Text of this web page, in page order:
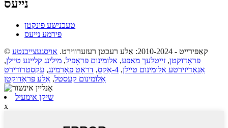
נייעס
טעכנישע פונקטן
פירמע נייעס
© קאַפּירייט - 2010-2024: אַלע רעכטן רעזערווירט.
אויסגעצייכנטע
פּראָדוקטן, זייטלעך מאַפּע, אַלומינום פּראָפיל, מילינג קליינע טיילן,
אַנאָדיזירטע אַלומינום טיילן, 4-אַקס , דראָט פאָרמינג, עקסטרודירט
אַלומינום קעסטל, אַלע פּראָדוקטן
שיקן אימעיל
x